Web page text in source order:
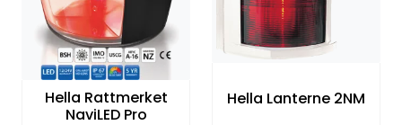
Hella Rattmerket
NaviLED Pro
Hella Lanterne 2NM
Båtpleie/Opplag
Seil